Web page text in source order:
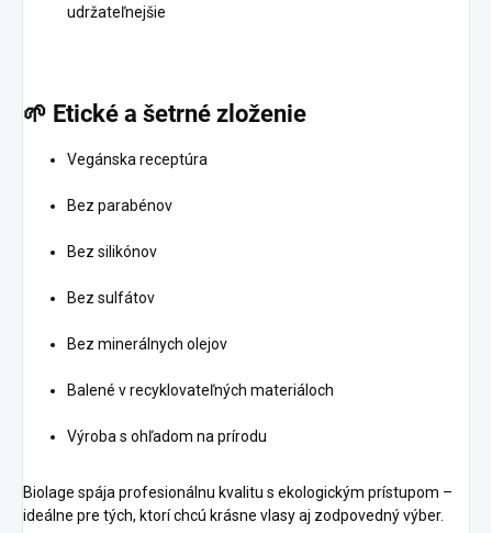
udržateľnejšie
🌱 Etické a šetrné zloženie
Vegánska receptúra
Bez parabénov
Bez silikónov
Bez sulfátov
Bez minerálnych olejov
Balené v recyklovateľných materiáloch
Výroba s ohľadom na prírodu
Biolage spája profesionálnu kvalitu s ekologickým prístupom –
ideálne pre tých, ktorí chcú krásne vlasy aj zodpovedný výber.